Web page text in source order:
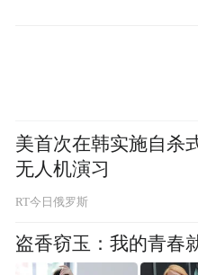
在木版年画实训室
版到印刷的全过程
版年画这一厚重非
赏；在面塑与剪纸
美首次在韩实施自杀
无人机演习
RT今日俄罗斯
盗香窃玉：我的青春